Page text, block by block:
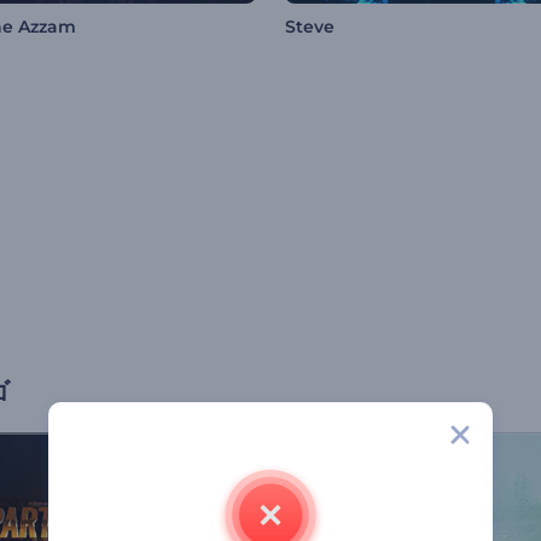
Azzam Steve